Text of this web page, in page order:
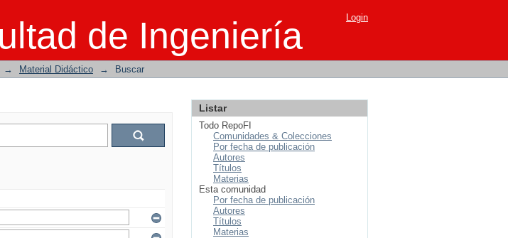
de Ingeniería Login
→ Material Didáctico → Buscar
Listar
Todo RepoFI
Comunidades & Colecciones
Por fecha de publicación
Autores
Títulos
Materias
Esta comunidad
Por fecha de publicación
Autores
Títulos
Materias